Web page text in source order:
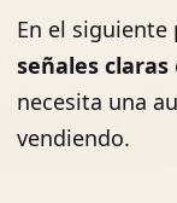
En el
señales claras
necesita una
vendiendo.